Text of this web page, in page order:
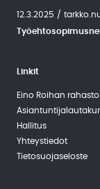
12.3.2025 /
Linkit
Eino Roihan rahasto
Hallitus
Yhteystiedot
Tietosuojaseloste